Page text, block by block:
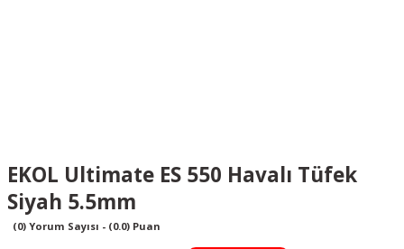
EKOL Ultimate ES 550 Havalı Tüfek
Siyah 5.5mm
(0) Yorum Sayısı - (0.0) Puan